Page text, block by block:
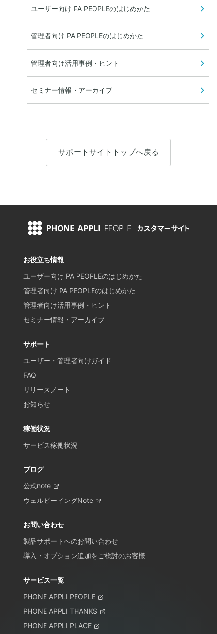
ユーザー向け PA PEOPLEのはじめかた
管理者向け PA PEOPLEのはじめかた
管理者向け活用事例・ヒント
セミナー情報・アーカイブ
サポートサイトトップへ戻る
お役立ち情報
ユーザー向け PA PEOPLEのはじめかた
管理者向け PA PEOPLEのはじめかた
管理者向け活用事例・ヒント
セミナー情報・アーカイブ
サポート
ユーザー・管理者向けガイド
FAQ
リリースノート
お知らせ
稼働状況
サービス稼働状況
ブログ
公式note
ウェルビーイングNote
お問い合わせ
製品サポートへのお問い合わせ
導入・オプション追加をご検討のお客様
サービス一覧
PHONE APPLI PEOPLE
PHONE APPLI THANKS
PHONE APPLI PLACE